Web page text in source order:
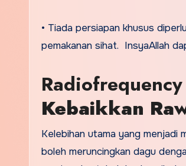
• Tiada persiapan khusus
pemakanan sihat. InsyaAllah
Kebaikkan
Kelebihan utama yang menjadi
boleh meruncingkan dagu